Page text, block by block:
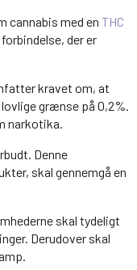
cannabis med en THC
der er
kravet om, at
grænse på 0,2%.
narkotika.
Denne
skal gennemgå en
skal tydeligt
Derudover skal